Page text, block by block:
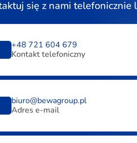
się z nami telefonicznie
+48 721 604 679
Kontakt telefoniczny
biuro@bewagroup.pl
Adres e-mail